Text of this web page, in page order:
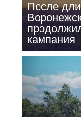
После
кампания